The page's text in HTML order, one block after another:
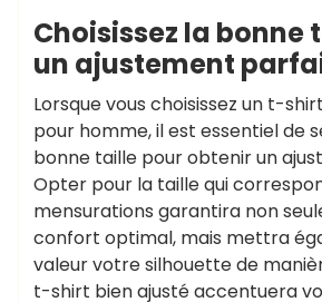
Choisissez la bonne
un ajustement
Lorsque vous choisissez un t-
pour homme, il est essentiel de
bonne taille pour obtenir un
Opter pour la taille qui
mensurations garantira non
confort optimal, mais mettra
valeur votre silhouette de
t-shirt bien ajusté accentuera